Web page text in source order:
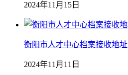
2024年11月15日
衡阳市人才中心档案接收地址
2024年11月11日